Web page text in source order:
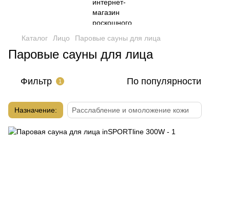
Каталог Лицо Паровые сауны для лица
Паровые сауны для лица
Фильтр 1 По популярности
Назначение: Расслабление и омоложение кожи